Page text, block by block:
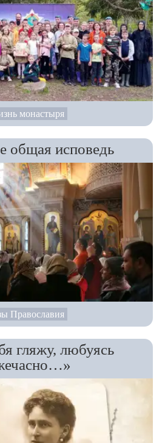
монастыря
общая исповедь
Православия
гляжу, любуясь